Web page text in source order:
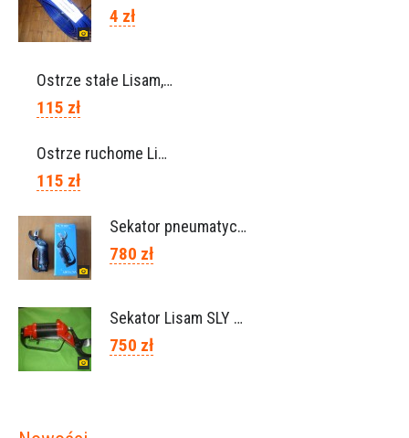
4 zł
Ostrze stałe Lisam, Ref. A1206
115 zł
Ostrze ruchome Lisam, Ref. A1208
115 zł
Sekator pneumatyczny VICTORY (Campagnola Włochy)
780 zł
Sekator Lisam SLY / przedłużki 0,5m 1m (Włochy)
750 zł